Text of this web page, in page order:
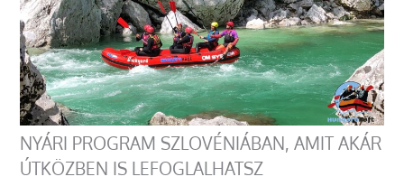
NYÁRI PROGRAM SZLOVÉNIÁBAN, AMIT AKÁR
ÚTKÖZBEN IS LEFOGLALHATSZ